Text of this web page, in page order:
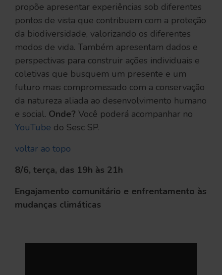
propõe apresentar experiências sob diferentes
pontos de vista que contribuem com a proteção
da biodiversidade, valorizando os diferentes
modos de vida. Também apresentam dados e
perspectivas para construir ações individuais e
coletivas que busquem um presente e um
futuro mais compromissado com a conservação
da natureza aliada ao desenvolvimento humano
e social. Onde? Você poderá acompanhar no
YouTube do Sesc SP.
voltar ao topo
8/6, terça, das 19h às 21h
Engajamento comunitário e enfrentamento às
mudanças climáticas